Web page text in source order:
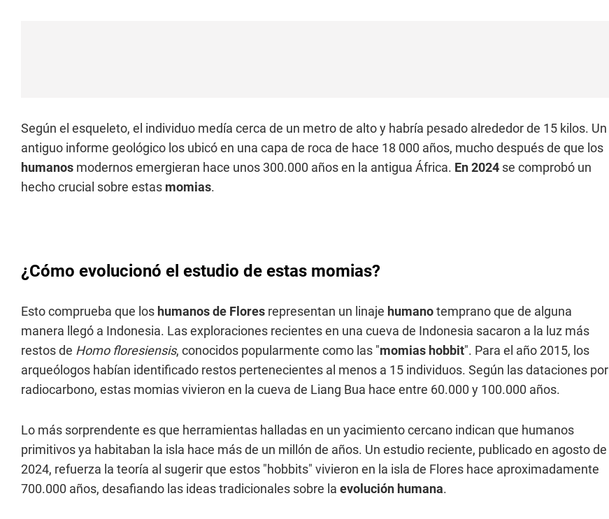
Según el esqueleto, el individuo medía cerca de un metro de alto y habría pesado alrededor de 15 kilos. Un
antiguo informe geológico los ubicó en una capa de roca de hace 18 000 años, mucho después de que los
humanos modernos emergieran hace unos 300.000 años en la antigua África. En 2024 se comprobó un
hecho crucial sobre estas momias.
¿Cómo evolucionó el estudio de estas momias?
Esto comprueba que los humanos de Flores representan un linaje humanotemprano que de alguna
manera llegó a Indonesia. Las exploraciones recientes en una cueva de Indonesia sacaron a la luz más
restos de Homo floresiensis, conocidos popularmente como las "momias hobbit". Para el año 2015, los
arqueólogos habían identificado restos pertenecientes al menos a 15 individuos. Según las dataciones por
radiocarbono, estas momias vivieron en la cueva de Liang Bua hace entre 60.000 y 100.000 años.
Lo más sorprendente es que herramientas halladas en un yacimiento cercano indican que humanos
primitivos ya habitaban la isla hace más de un millón de años. Un estudio reciente, publicado en agosto de
2024, refuerza la teoría al sugerir que estos "hobbits" vivieron en la isla de Flores hace aproximadamente
700.000 años, desafiando las ideas tradicionales sobre la evolución humana.